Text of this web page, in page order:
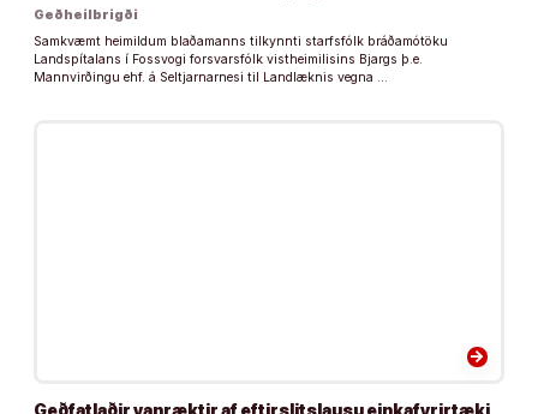
Geðheilbrigði
Samkvæmt heimildum blaðamanns tilkynnti starfsfólk bráðamótöku
Landspítalans í Fossvogi forsvarsfólk vistheimilisins Bjargs þ.e.
Mannvirðingu ehf. á Seltjarnarnesi til Landlæknis vegna …
arrow_forward
Geðfatlaðir vanræktir af eftirslitslausu einkafyrirtæki